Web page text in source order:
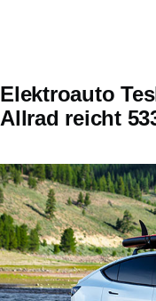
Elektroauto
Allrad reicht